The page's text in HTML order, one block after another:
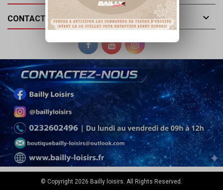
CONTACT 
© Copyright 2026 Bailly loisirs. All Rights Reserved.